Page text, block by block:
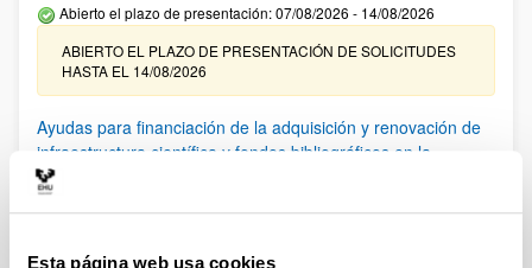
Esta página web usa cookies
Abierto el plazo de presentación: 07/08/2026 - 14/08/2026
ABIERTO EL PLAZO DE PRESENTACIÓN DE SOLICITUDES
HASTA EL 14/08/2026
Ayudas para financiación de la adquisición y renovación de
infraestructura científica y fondos bibliográficos en la
UPV/EHU 2026
solicitudes admitidas y excluidas. 23/03/2026: Relación